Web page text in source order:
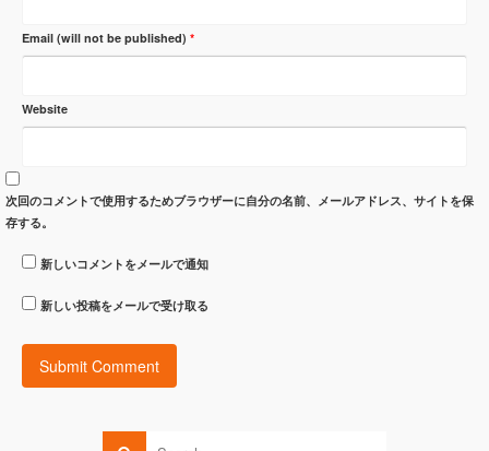
Email (will not be published) *
Website
次回のコメントで使用するためブラウザーに自分の名前、メールアドレス、サイトを保
存する。
新しいコメントをメールで通知
新しい投稿をメールで受け取る